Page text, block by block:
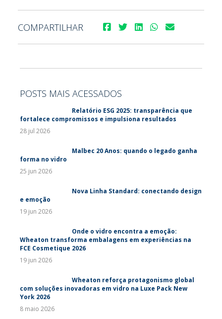
COMPARTILHAR
POSTS MAIS ACESSADOS
Relatório ESG 2025: transparência que
fortalece compromissos e impulsiona resultados
28 jul 2026
Malbec 20 Anos: quando o legado ganha
forma no vidro
25 jun 2026
Nova Linha Standard: conectando design
e emoção
19 jun 2026
Onde o vidro encontra a emoção:
Wheaton transforma embalagens em experiências na
FCE Cosmetique 2026
19 jun 2026
Wheaton reforça protagonismo global
com soluções inovadoras em vidro na Luxe Pack New
York 2026
8 maio 2026